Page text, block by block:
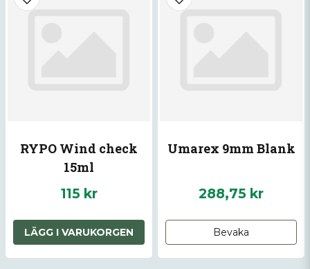
RYPO Wind check
15ml
115 kr
LÄGG I VARUKORGEN
Umarex 9mm Blank
288,75 kr
Bevaka